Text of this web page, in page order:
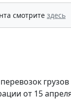
смотрите здесь
от 15